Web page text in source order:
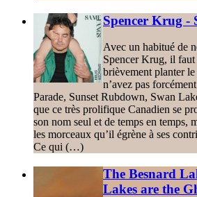
Spencer Krug -
Avec un habitué de
Spencer Krug, il faut
brièvement planter
n’avez pas
Parade, Sunset Rubdown, Swan
que ce très prolifique Canadien se
son nom seul et de temps en temps,
les morceaux qu’il égrène à ses
Ce qui (…)
The Besnard
Lakes are the